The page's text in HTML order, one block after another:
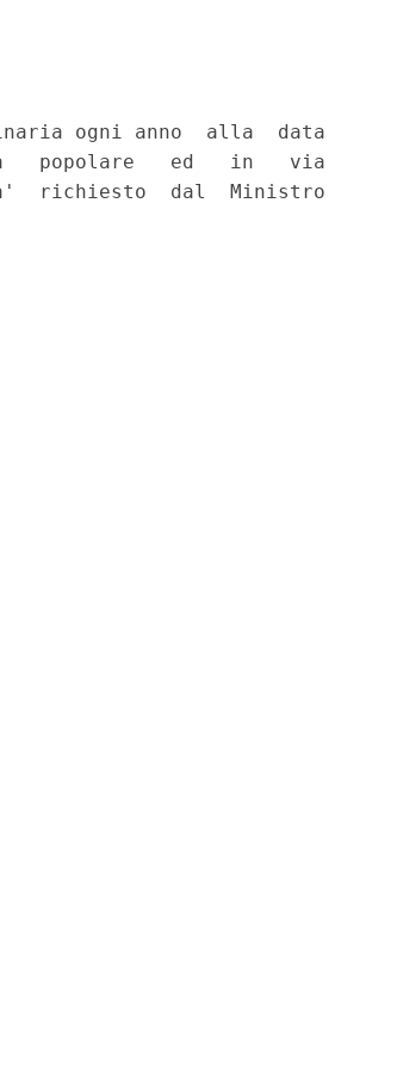
ogni anno  alla  data
popolare   ed   in   via
richiesto  dal  Ministro